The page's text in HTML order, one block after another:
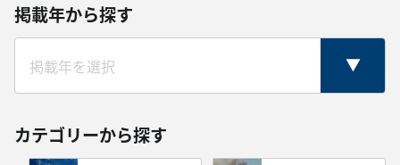
掲載年から探す
カテゴリーから探す